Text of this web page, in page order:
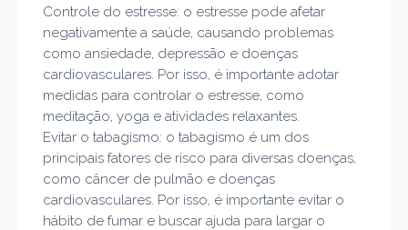
Controle do estresse: o estresse pode afetar
negativamente a saúde, causando problemas
como ansiedade, depressão e doenças
cardiovasculares. Por isso, é importante adotar
medidas para controlar o estresse, como
meditação, yoga e atividades relaxantes.
Evitar o tabagismo: o tabagismo é um dos
principais fatores de risco para diversas doenças,
como câncer de pulmão e doenças
cardiovasculares. Por isso, é importante evitar o
hábito de fumar e buscar ajuda para largar o